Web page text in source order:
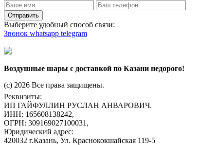
Отправить
Выберите удобный способ связи:
Звонок whatsapp telegram
Воздушные шары с доставкой по Казани недорого!
(c) 2026 Все права защищены.
Реквизиты:
ИП ГАЙФУЛЛИН РУСЛАН АНВАРОВИЧ.
ИНН: 165608138242,
ОГРН: 309169027100031,
Юридический адрес:
420032 г.Казань, Ул. Краснококшайская 119-5